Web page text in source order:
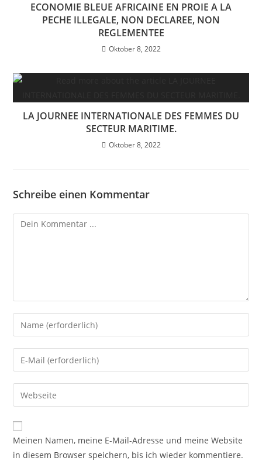
ECONOMIE BLEUE AFRICAINE EN PROIE A LA
PECHE ILLEGALE, NON DECLAREE, NON
REGLEMENTEE
Oktober 8, 2022
LA JOURNEE INTERNATIONALE DES FEMMES DU
SECTEUR MARITIME.
Oktober 8, 2022
Schreibe einen Kommentar
Meinen Namen, meine E-Mail-Adresse und meine Website
in diesem Browser speichern, bis ich wieder kommentiere.